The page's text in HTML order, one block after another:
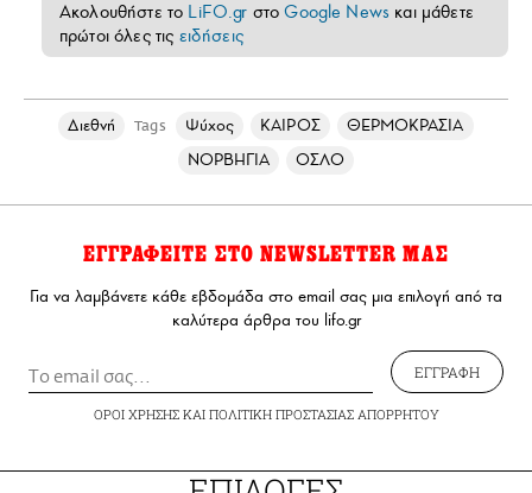
Ακολουθήστε το LiFO.gr στοGoogle News και μάθετε
πρώτοι όλες τις ειδήσεις
Διεθνή Tags Ψύχος ΚΑΙΡΟΣ
ΘΕΡΜΟΚΡΑΣΙΑ
ΝΟΡΒΗΓΙΑ
ΟΣΛΟ
ΕΓΓΡΑΦΕΙΤΕ ΣΤΟ NEWSLETTER ΜΑΣ
Για να λαμβάνετε κάθε εβδομάδα στο email σας μια επιλογή από τα
καλύτερα άρθρα του lifo.gr
ΕΓΓΡΑΦΗ
ΟΡΟΙ ΧΡΗΣΗΣΚΑΙ ΠΟΛΙΤΙΚΗ ΠΡΟΣΤΑΣΙΑΣ ΑΠΟΡΡΗΤΟΥ